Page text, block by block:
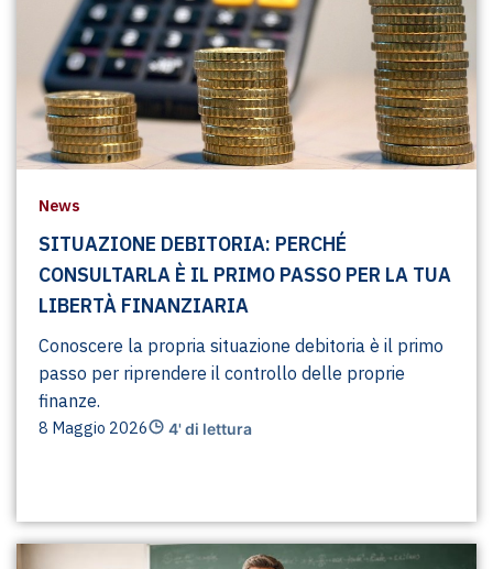
News
SITUAZIONE DEBITORIA: PERCHÉ
CONSULTARLA È IL PRIMO PASSO PER LA TUA
LIBERTÀ FINANZIARIA
Conoscere la propria situazione debitoria è il primo
passo per riprendere il controllo delle proprie
finanze.
8 Maggio 2026 4' di lettura